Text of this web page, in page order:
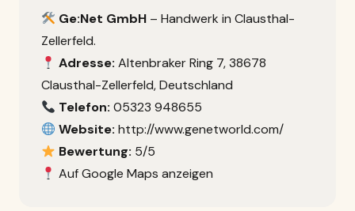
Ge:Net GmbH – Handwerk in Clausthal-
Zellerfeld.
Adresse: Altenbraker Ring 7, 38678
Clausthal-Zellerfeld, Deutschland
Telefon: 05323 948655
Website: http://www.genetworld.com/
Bewertung: 5/5
Auf Google Maps anzeigen